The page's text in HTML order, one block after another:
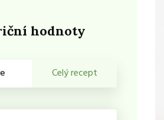
hodnoty
Celý recept